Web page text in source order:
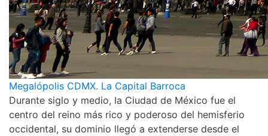
Megalópolis CDMX. La Capital Barroca
Durante siglo y medio, la Ciudad de México fue el
centro del reino más rico y poderoso del hemisferio
occidental, su dominio llegó a extenderse desde el